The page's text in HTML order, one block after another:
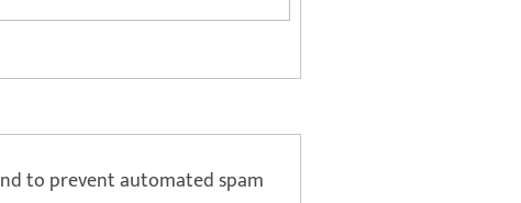
to prevent automated spam